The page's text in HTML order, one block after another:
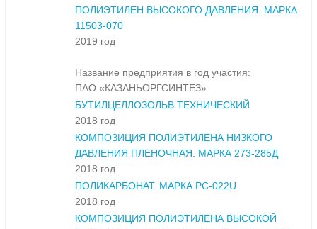
ПОЛИЭТИЛЕН ВЫСОКОГО ДАВЛЕНИЯ. МАРКА
11503-070
2019 год
Название предприятия в год участия:
ПАО «КАЗАНЬОРГСИНТЕЗ»
БУТИЛЦЕЛЛОЗОЛЬВ ТЕХНИЧЕСКИЙ
2018 год
КОМПОЗИЦИЯ ПОЛИЭТИЛЕНА НИЗКОГО
ДАВЛЕНИЯ ПЛЕНОЧНАЯ. МАРКА 273-285Д
2018 год
ПОЛИКАРБОНАТ. МАРКА PC-022U
2018 год
КОМПОЗИЦИЯ ПОЛИЭТИЛЕНА ВЫСОКОЙ